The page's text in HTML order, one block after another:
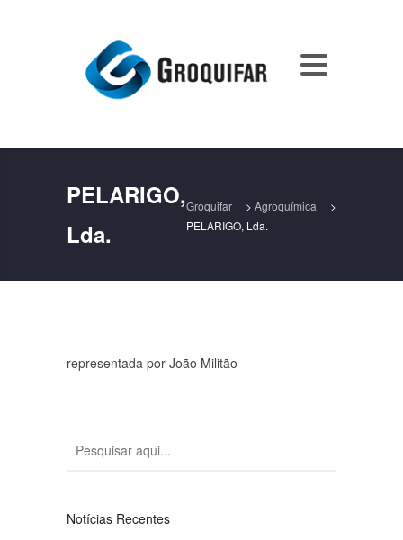
PELARIGO,
Lda.
Groquifar > Agroquímica
>
PELARIGO, Lda.
representada por João Militão
Notícias Recentes